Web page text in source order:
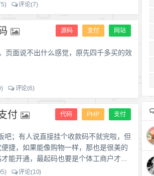
评论(7)
源码 支付 网站
页面说不出什么感觉，原先四千多买的效
评论(6)
代码 PHP 支付
付
；有人说直接挂个收款码不就完啦，但
捷，如果能像购物一样，那也是很美的
能开通，最起码也要是个体工商户才...
评论(10)